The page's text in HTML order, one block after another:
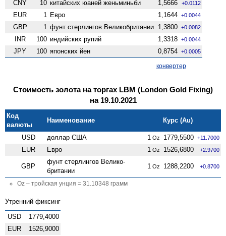
CNY 10 китайских юаней женьминьби 1,5666 +0.0112
EUR 1 Евро 1,1644 +0.0044
GBP 1 фунт стерлингов Велико­британии 1,3800 +0.0082
INR 100 индийских рупий 1,3318 +0.0044
JPY 100 японских йен 0,8754 +0.0005
конвертер
Стоимость золота на торгах LBM (London Gold Fixing)
на 19.10.2021
Код
валюты
Наименование Курс (Au)
USD доллар США 1 Oz 1779,5500 +11.7000
EUR Евро 1 Oz 1526,6800 +2.9700
GBP
фунт стерлингов Велико­
британии
1 Oz 1288,2200 +0.8700
Oz – тройская унция = 31.10348 грамм
Утренний фиксинг
USD
1779,4000
EUR
1526,9000